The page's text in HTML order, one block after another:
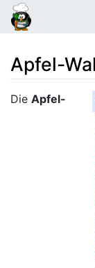
Apfel-
Wechseln zu:
Die Apfel-